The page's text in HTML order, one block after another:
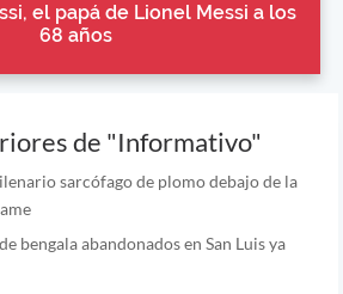
el papá de Lionel Messi a los
68 años
de "Informativo"
sarcófago de plomo debajo de la
bengala abandonados en San Luis ya